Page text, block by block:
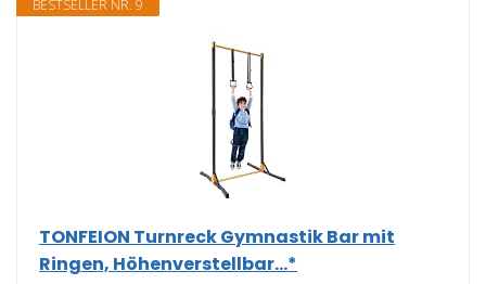
BESTSELLER NR. 9
TONFEION Turnreck Gymnastik Bar mit
Ringen, Höhenverstellbar...*